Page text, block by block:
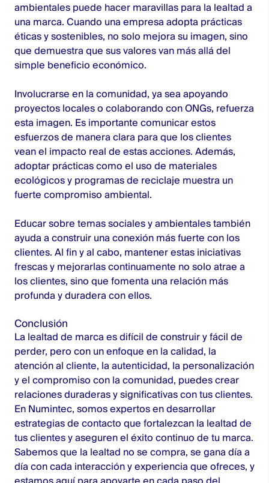
ambientales puede hacer maravillas para la lealtad a
una marca. Cuando una empresa adopta prácticas
éticas y sostenibles, no solo mejora su imagen, sino
que demuestra que sus valores van más allá del
simple beneficio económico.
Involucrarse en la comunidad, ya sea apoyando
proyectos locales o colaborando con ONGs, refuerza
esta imagen. Es importante comunicar estos
esfuerzos de manera clara para que los clientes
vean el impacto real de estas acciones. Además,
adoptar prácticas como el uso de materiales
ecológicos y programas de reciclaje muestra un
fuerte compromiso ambiental.
Educar sobre temas sociales y ambientales también
ayuda a construir una conexión más fuerte con los
clientes. Al fin y al cabo, mantener estas iniciativas
frescas y mejorarlas continuamente no solo atrae a
los clientes, sino que fomenta una relación más
profunda y duradera con ellos.
Conclusión
La lealtad de marca es difícil de construir y fácil de
perder, pero con un enfoque en la calidad, la
atención al cliente, la autenticidad, la personalización
y el compromiso con la comunidad, puedes crear
relaciones duraderas y significativas con tus clientes.
En Numintec, somos expertos en desarrollar
estrategias de contacto que fortalezcan la lealtad de
tus clientes y aseguren el éxito continuo de tu marca.
Sabemos que la lealtad no se compra, se gana día a
día con cada interacción y experiencia que ofreces, y